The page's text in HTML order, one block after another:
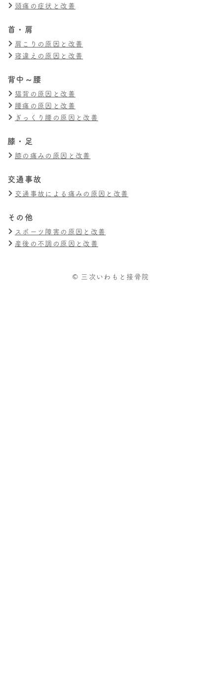
頭痛の症状と改善
首・肩
肩こりの原因と改善
寝違えの原因と改善
背中～腰
猫背の原因と改善
腰痛の原因と改善
ぎっくり腰の原因と改善
膝・足
膝の痛みの原因と改善
交通事故
交通事故による痛みの原因と改善
その他
スポーツ障害の原因と改善
産後の不調の原因と改善
© 三次いわもと接骨院